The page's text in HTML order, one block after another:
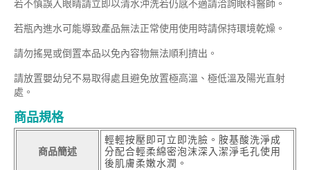
若不慎誤入眼睛請立即以清水沖洗若仍感不適請洽詢眼科醫師。
若瓶內進水可能導致產品無法正常使用使用時請保持環境乾燥。
請勿搖晃或倒置本品以免內容物無法順利擠出。
請放置嬰幼兒不易取得處且避免放置極高溫、極低溫及陽光直射
處。
商品規格
商品簡述
輕輕按壓即可立即洗臉。胺基酸洗淨成
分配合輕柔綿密泡沫深入潔淨毛孔使用
後肌膚柔嫩水潤。